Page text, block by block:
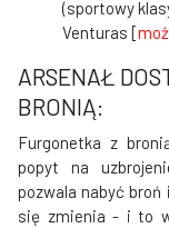
(sportowy
Venturas [
ARSENAŁ
BRONIĄ:
Furgonetka z
popyt na
pozwala nabyć
się zmienia - i to